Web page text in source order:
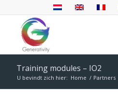
Training modules – IO2
U bevindt zich hier: Home / Partners